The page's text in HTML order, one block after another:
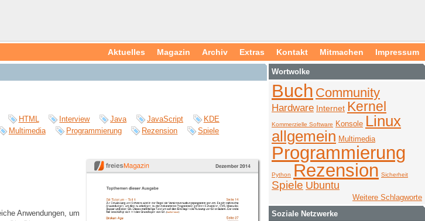
Aktuelles Magazin Archiv Extras Kontakt Mitmachen Impressum
HTML Interview Java JavaScript
KDE
Multimedia Programmierung Rezension
Spiele
Anwendungen, um
Wortwolke
Buch Community
Hardware Internet Kernel
Kommerzielle Software Konsole Linux
allgemein Multimedia
Programmierung
Python Rezension Sicherheit
Spiele Ubuntu
Weitere Schlagworte
Soziale Netzwerke